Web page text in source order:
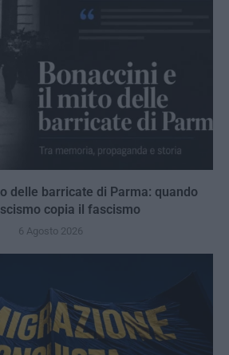
delle barricate di Parma: quando
copia il fascismo
6 Agosto 2026